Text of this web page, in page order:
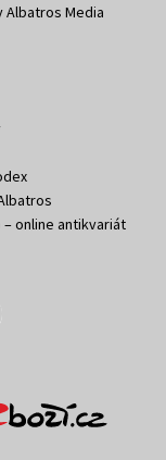
Albatros Media
online antikvariát